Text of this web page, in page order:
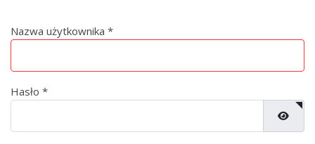
Nazwa użytkownika *
Hasło *